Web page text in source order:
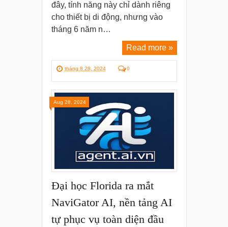
đây, tính năng này chỉ dành riêng
cho thiết bị di động, nhưng vào
tháng 6 năm n…
Read more »
tháng 8 28, 2024 0
Đại học Florida ra mắt
NaviGator AI, nền tảng AI
tự phục vụ toàn diện đầu
Aug 28, 2024